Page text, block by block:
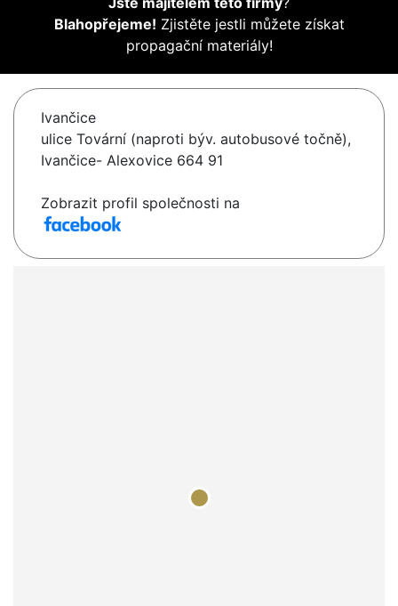
Blahopřejeme! Zjistěte jestli můžete získat
propagační materiály!
Ivančice
ulice Tovární (naproti býv. autobusové točně),
Ivančice- Alexovice 664 91
Zobrazit profil společnosti na